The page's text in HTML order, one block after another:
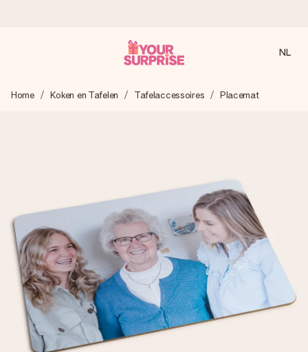
We maken jouw cadeau met zorg en zorgen dat het
4,8 (gebaseerd op +8.000 reviews)
Onze cadeaus worden gewaardeerd. Klanten beoordelen
ons met een 4,7 op Google Reviews
Gratis wenskaartje
Je maakt in een paar stappen iets unieks – met haar naam,
jullie foto of een boodschap die raakt. Zonder gedoe, maar
met alle aandacht voor het moment.
NL
Home Koken en Tafelen Tafelaccessoires Placemat